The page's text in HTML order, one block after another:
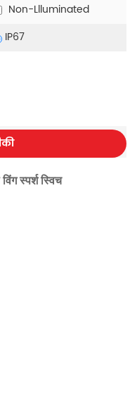
Non-Llluminated
IP67
स्पर्श स्विच